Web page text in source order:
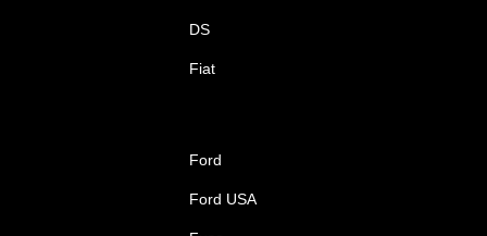
DS
Fiat
Ford
Ford USA